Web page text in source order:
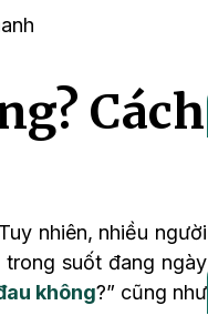
Cách
nhiên, nhiều người
suốt đang ngày
không?” cũng như